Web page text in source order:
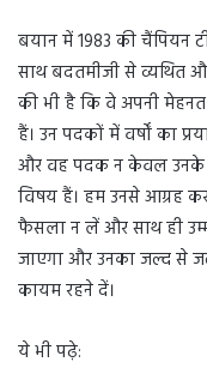
बयान में 1983 की चैंपियन
साथ बदतमीजी से व्यथित
की भी है कि वे अपनी
हैं। उन पदकों में वर्षों का
और वह पदक न केवल उनके
विषय हैं। हम उनसे आग्रह
फैसला न लें और साथ ही
जाएगा और उनका जल्द से
कायम रहने दें।
ये भी पढ़े: